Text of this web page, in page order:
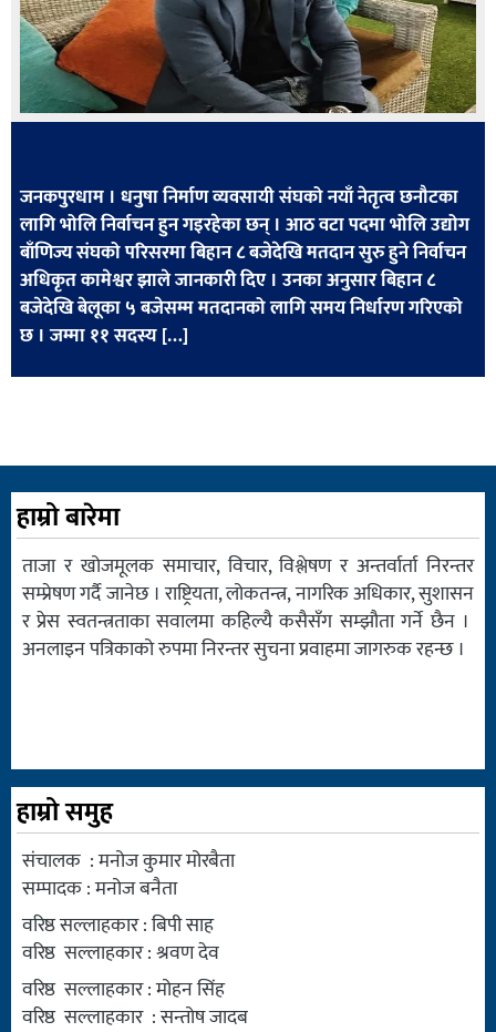
अर्थ
खेलकुद
मनोरञ्जन
भिडियो
अन्य
समाज
शिक्षा
जनकपुरधाम । धनुषा निर्माण व्यवसायी संघको नयाँ नेतृत्व छनौटका
लागि भोलि निर्वाचन हुन गइरहेका छन् । आठ वटा पदमा भोलि उद्योग
बाँणिज्य संघको परिसरमा बिहान ८ बजेदेखि मतदान सुरु हुने निर्वाचन
अधिकृत कामेश्वर झाले जानकारी दिए । उनका अनुसार बिहान ८
बजेदेखि बेलूका ५ बजेसम्म मतदानको लागि समय निर्धारण गरिएको
छ । जम्मा ११ सदस्य […]
हाम्रो बारेमा
ताजा र खोजमूलक समाचार, विचार, विश्लेषण र अन्तर्वार्ता निरन्तर
सम्प्रेषण गर्दै जानेछ । राष्ट्रियता, लोकतन्त्र, नागरिक अधिकार, सुशासन
र प्रेस स्वतन्त्रताका सवालमा कहिल्यै कसैसँग सम्झौता गर्ने छैन ।
अनलाइन पत्रिकाको रुपमा निरन्तर सुचना प्रवाहमा जागरुक रहन्छ ।
हाम्रो समुह
संचालक : मनोज कुमार मोरबैता
सम्पादक : मनोज बनैता
वरिष्ठ सल्लाहकार : बिपी साह
वरिष्ठ सल्लाहकार : श्रवण देव
वरिष्ठ सल्लाहकार : मोहन सिंह
वरिष्ठ सल्लाहकार : सन्तोष जादब